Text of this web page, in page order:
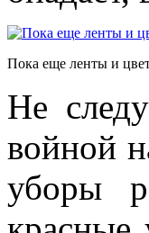
Пока еще ленты и
Не
войной
уборы